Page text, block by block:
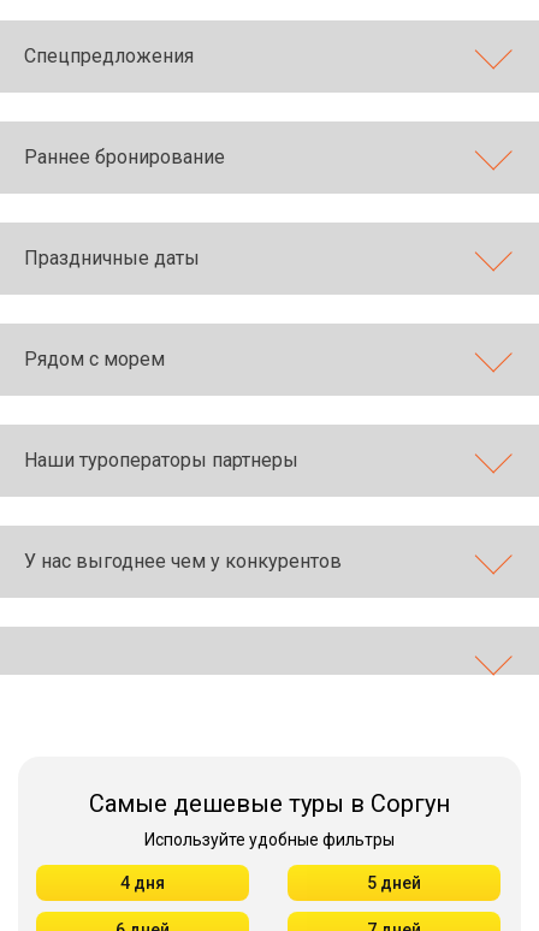
Спецпредложения
Раннее бронирование
Праздничные даты
Рядом с морем
Наши туроператоры партнеры
У нас выгоднее чем у конкурентов
Самые дешевые туры в Соргун
Используйте удобные фильтры
4 дня 5 дней